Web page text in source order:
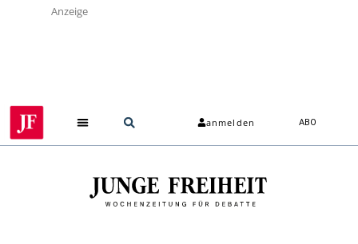
Anzeige
anmelden ABO